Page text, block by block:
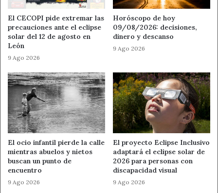
recreación histórica adaptada a la liturgia.
El acompañamiento musical correrá a cargo del
Escarcha
órgano de la Catedral de León
interpretado por su organista titular,
Fernández Bollo, responsable de la preparación musical
de la celebración.
También participarán el cantorGuillermo Ares , en las
intervenciones gregorianas, y la sopranoJudit Martínez,
que interpretará elPie Iesu
de Gabriel Fauré. La misa
concluirá con laElegy in B flat major, de Sir George
Thalben-Ball.
Homenaje al “Arquitecto de
El CECOPI pide extremar las
precauciones ante el eclipse
solar del 12 de agosto en
León
9 Ago 2026
Horóscopo de hoy
09/08/2026: decisiones,
dinero y descanso
9 Ago 2026
El ocio infantil pierde la calle
mientras abuelos y nietos
buscan un punto de
encuentro
9 Ago 2026
El proyecto Eclipse Inclusivo
adaptará el eclipse solar de
2026 para personas con
discapacidad visual
9 Ago 2026